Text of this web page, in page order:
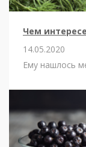
Чем
14.05.2020
Ему нашлось